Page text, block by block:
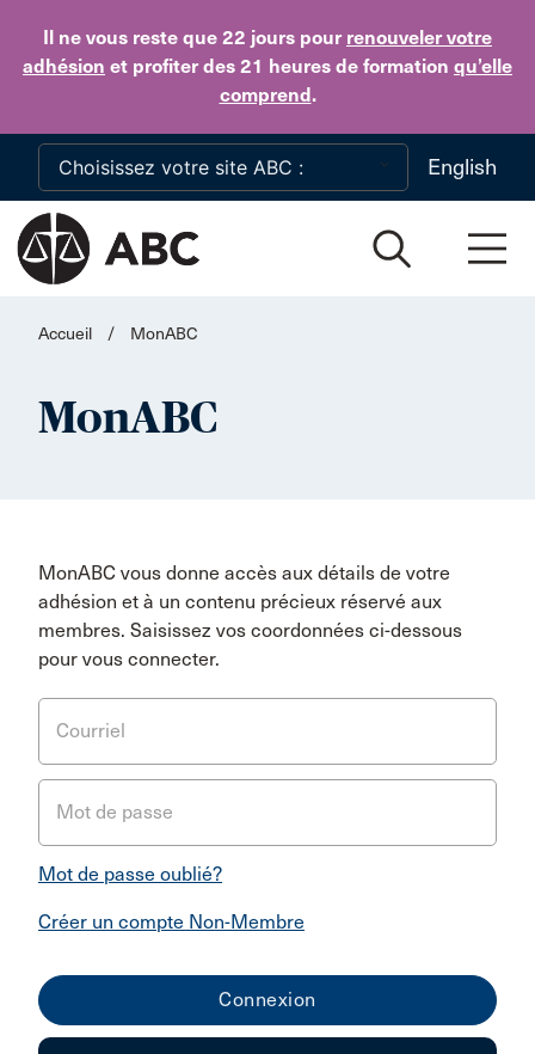
Il ne vous reste que 22 jours pour renouveler votre
adhésion et profiter des 21 heures de formation qu’elle
comprend.
Skip to main content
English
Accueil / MonABC
MonABC
MonABC vous donne accès aux détails de votre
adhésion et à un contenu précieux réservé aux
membres. Saisissez vos coordonnées ci-dessous
pour vous connecter.
Courriel
Mot de passe
Mot de passe oublié?
Créer un compte Non-Membre